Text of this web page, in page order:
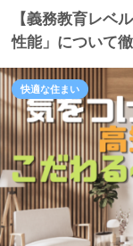
【義務教育レベ
性能」について徹
快適な住まい